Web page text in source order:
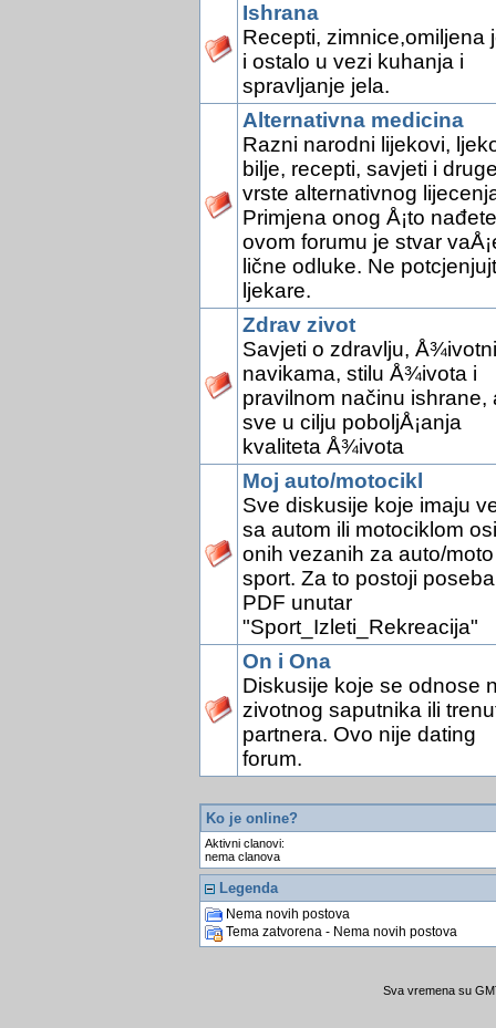
Ishrana
Recepti, zimnice,omiljena
i ostalo u vezi kuhanja i
spravljanje jela.
Alternativna medicina
Razni narodni lijekovi,
bilje, recepti, savjeti i
vrste alternativnog
Primjena onog Å¡to
ovom forumu je stvar
lične odluke. Ne
ljekare.
Zdrav zivot
Savjeti o zdravlju,
navikama, stilu Å¾ivota i
pravilnom načinu ishrane,
sve u cilju poboljÅ¡anja
kvaliteta Å¾ivota
Moj auto/motocikl
Sve diskusije koje imaju
sa autom ili motociklom
onih vezanih za auto/moto
sport. Za to postoji
PDF unutar
"Sport_Izleti_Rekreacija"
On i Ona
Diskusije koje se odnose
zivotnog saputnika ili
partnera. Ovo nije dating
forum.
Ko je online?
Aktivni clanovi:
nema clanova
Legenda
Nema novih postova
Tema zatvorena - Nema novih postova
Sva vremena su